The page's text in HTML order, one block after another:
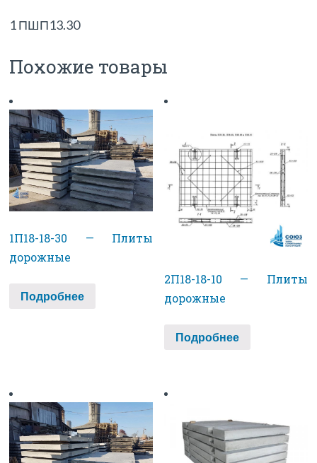
1 ПШП13.30
Похожие товары
1П18-18-30 — Плиты
дорожные
Подробнее
2П18-18-10 — Плиты
дорожные
Подробнее